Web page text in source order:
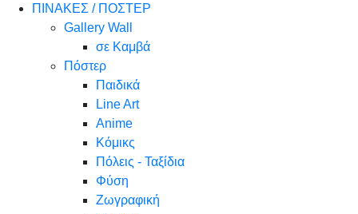
ΠΙΝΑΚΕΣ / ΠΟΣΤΕΡ
Gallery Wall
σε Καμβά
Πόστερ
Παιδικά
Line Art
Anime
Κόμικς
Πόλεις - Ταξίδια
Φύση
Ζωγραφική